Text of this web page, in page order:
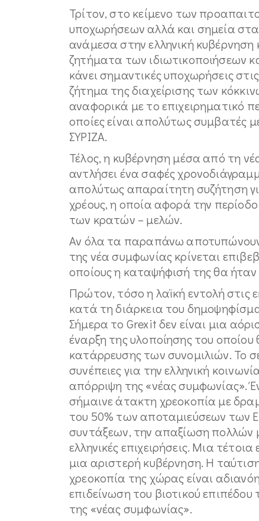
Τρίτον, στο κείμενο των
υποχωρήσεων αλλά και σημεία στα
ανάμεσα στην ελληνική κυβέρνηση
ζητήματα των ιδιωτικοποιήσεων
κάνει σημαντικές υποχωρήσεις
ζήτημα της διαχείρισης των
αναφορικά με το επιχειρηματικό
οποίες είναι απολύτως συμβατές
ΣΥΡΙΖΑ.
Τέλος, η κυβέρνηση μέσα από τη
αντλήσει ένα σαφές
απολύτως απαραίτητη συζήτηση
χρέους, η οποία αφορά την
των κρατών – μελών.
Αν όλα τα παραπάνω αποτυπώνουν
της νέα συμφωνίας κρίνεται
οποίους η καταψήφισή της θα ήταν
Πρώτον, τόσο η λαϊκή εντολή στις
κατά τη διάρκεια του
Σήμερα το Grexit δεν είναι μια
έναρξη της υλοποίησης του
κατάρρευσης των συνομιλιών. Το
συνέπειες για την ελληνική
απόρριψη της «νέας συμφωνίας».
σήμαινε άτακτη χρεοκοπία με
του 50% των αποταμιεύσεων των
συντάξεων, την απαξίωση πολλών
ελληνικές επιχειρήσεις. Μια
μια αριστερή κυβέρνηση. Η
χρεοκοπία της χώρας είναι
επιδείνωση του βιοτικού
της «νέας συμφωνίας».